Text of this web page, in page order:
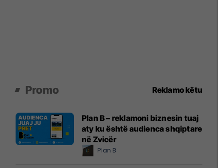
Promo Reklamo këtu
Plan B – reklamoni biznesin tuaj
aty ku është audienca shqiptare
në Zvicër
Plan B